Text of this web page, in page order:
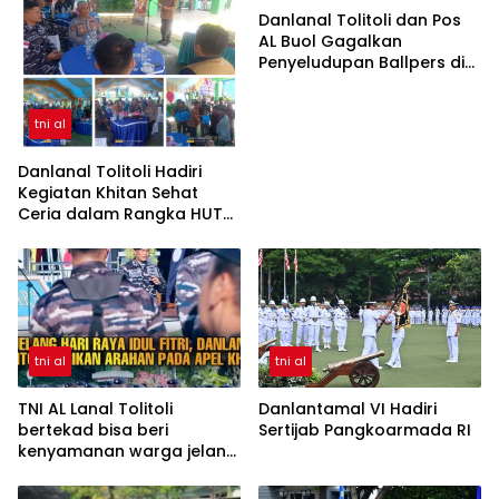
tni al
Danlanal Tolitoli Hadiri
Kegiatan Khitan Sehat
Ceria dalam Rangka HUT
Danlanal Tolitoli dan Pos
AL Buol Gagalkan
Penyeludupan Ballpers di
tni al
TNI AL Lanal Tolitoli
bertekad bisa beri
kenyamanan warga jelang
tni al
Danlantamal VI Hadiri
Sertijab Pangkoarmada RI